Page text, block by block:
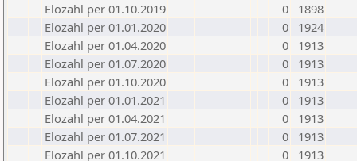
Elozahl per 01.10.2019
0
1898
Elozahl per 01.01.2020
0
1924
Elozahl per 01.04.2020
0
1913
Elozahl per 01.07.2020
0
1913
Elozahl per 01.10.2020
0
1913
Elozahl per 01.01.2021
0
1913
Elozahl per 01.04.2021
0
1913
Elozahl per 01.07.2021
0
1913
Elozahl per 01.10.2021
0
1913